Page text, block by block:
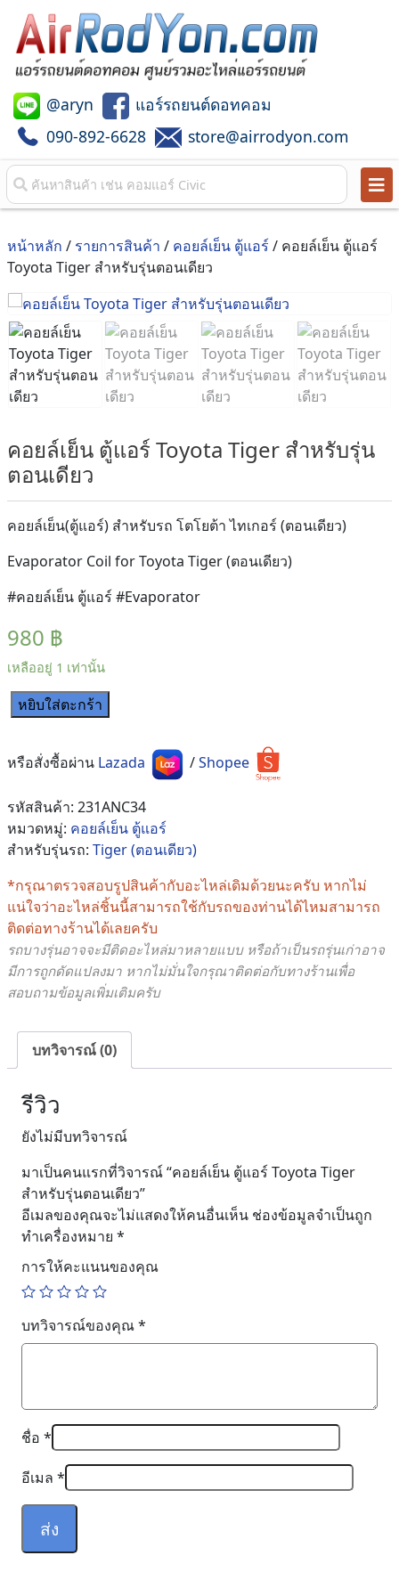
@aryn
แอร์รถยนต์ดอทคอม
090-892-6628
store@airrodyon.com
หน้าหลัก / รายการสินค้า / คอยล์เย็น ตู้แอร์ / คอยล์เย็น ตู้แอร์
Toyota Tiger สำหรับรุ่นตอนเดียว
คอยล์เย็น ตู้แอร์ Toyota Tiger สำหรับรุ่น
ตอนเดียว
คอยล์เย็น(ตู้แอร์) สำหรับรถ โตโยต้า ไทเกอร์ (ตอนเดียว)
Evaporator Coil for Toyota Tiger (ตอนเดียว)
#คอยล์เย็น ตู้แอร์ #Evaporator
980 ฿
เหลืออยู่ 1 เท่านั้น
จำนวน
เย็น
แอร์
Toyota
Tiger
รุ่น
ตอน
เดียว
ชิ้น
หยิบใส่ตะกร้า
หรือสั่งซื้อผ่าน Lazada /Shopee
รหัสสินค้า: 231ANC34
หมวดหมู่: คอยล์เย็น ตู้แอร์
สำหรับรุ่นรถ: Tiger (ตอนเดียว)
*กรุณาตรวจสอบรูปสินค้ากับอะไหล่เดิมด้วยนะครับ หากไม่
แน่ใจว่าอะไหล่ชิ้นนี้สามารถใช้กับรถของท่านได้ไหมสามารถ
ติดต่อทางร้านได้เลยครับ
รถบางรุ่นอาจจะมีติดอะไหล่มาหลายแบบ หรือถ้าเป็นรถรุ่นเก่าอาจ
มีการถูกดัดแปลงมา หากไม่มั่นใจกรุณาติดต่อกับทางร้านเพื่อ
สอบถามข้อมูลเพิ่มเติมครับ
บทวิจารณ์ (0)
รีวิว
ยังไม่มีบทวิจารณ์
มาเป็นคนแรกที่วิจารณ์ “คอยล์เย็น ตู้แอร์ Toyota Tiger
สำหรับรุ่นตอนเดียว”
อีเมลของคุณจะไม่แสดงให้คนอื่นเห็น ช่องข้อมูลจำเป็นถูก
ทำเครื่องหมาย *
การให้คะแนนของคุณ
บทวิจารณ์ของคุณ*
ชื่อ *
อีเมล *